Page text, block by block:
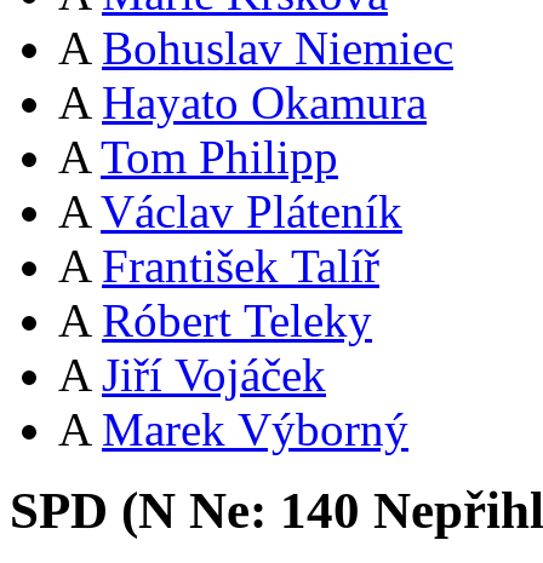
A Bohuslav Niemiec
A Hayato Okamura
A Tom Philipp
A Václav Pláteník
A František Talíř
A Róbert Teleky
A Jiří Vojáček
A Marek Výborný
SPD (N Ne: 140